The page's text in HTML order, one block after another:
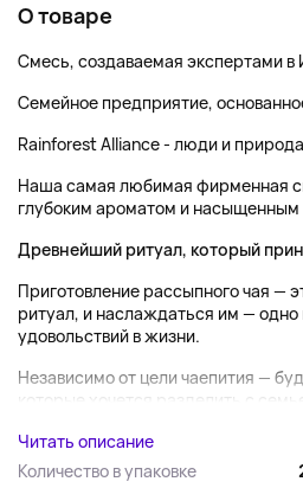
О товаре
Смесь, создаваемая экспертами в
Семейное предприятие,
Rainforest Alliance - люди и природа
Наша самая любимая фирменная
глубоким ароматом и насыщенным
Древнейший ритуал, который
Приготовление рассыпного чая —
ритуал, и наслаждаться им —
удовольствий в жизни.
Независимо от цели чаепития —
которые хочется разделить с
Читать описание
Количество в упаковке